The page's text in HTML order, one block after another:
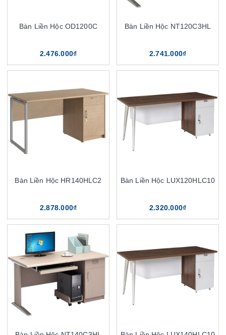
Bàn Liền Hộc OD1200C
2.476.000₫
Bàn Liền Hộc NT120C3HL
2.741.000₫
Bàn Liền Hộc HR140HLC2
2.878.000₫
Bàn Liền Hộc LUX120HLC10
2.320.000₫